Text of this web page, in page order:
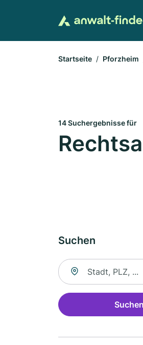
Startseite Pforzheim
14 Suchergebnisse für
Suchen
Suche nach Ort
Suchen